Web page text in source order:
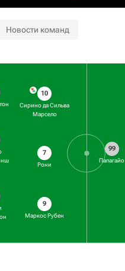
Новости команд
10
Сирино да Сильва
Марсело
7
Рони
9
Маркос Рубен
99
Папагайо